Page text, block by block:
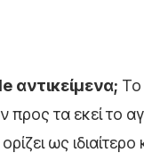
αντικείμενα; Το
προς τα εκεί το
ως